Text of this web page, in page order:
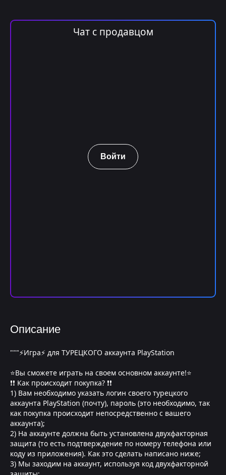
Чат с продавцом
Войти
Описание
"""⚡Игра⚡ для ТУРЕЦКОГО аккаунта PlayStation
⭐Вы сможете играть на своем основном аккаунте!⭐
❗❗ Как происходит покупка? ❗❗
1) Вам необходимо указать логин своего турецкого
аккаунта PlayStation (почту), пароль (это необходимо, так
как покупка происходит непосредственно с вашего
аккаунта);
2) На аккаунте должна быть установлена двухфакторная
защита (то есть подтверждение по номеру телефона или
коду из приложения). Как это сделать написано ниже;
3) Мы заходим на аккаунт, используя код двухфакторной